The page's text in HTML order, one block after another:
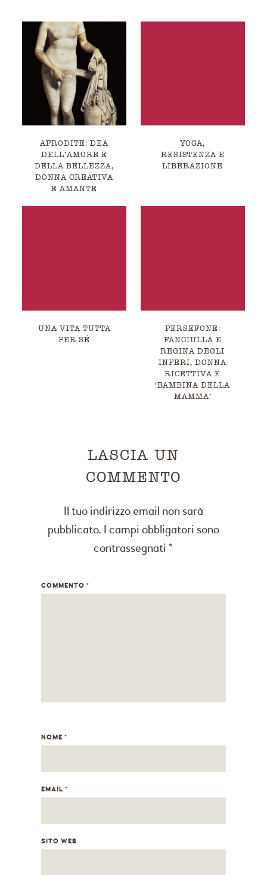
AFRODITE: DEA
DELL’AMORE E
DELLA BELLEZZA,
DONNA CREATIVA
E AMANTE
YOGA,
RESISTENZA E
LIBERAZIONE
UNA VITA TUTTA
PER SÉ
PERSEFONE:
FANCIULLA E
REGINA DEGLI
INFERI, DONNA
RICETTIVA E
‘BAMBINA DELLA
MAMMA’
LASCIA UN
COMMENTO
Il tuo indirizzo email non sarà
pubblicato. I campi obbligatori sono
contrassegnati*
COMMENTO *
NOME *
EMAIL *
SITO WEB